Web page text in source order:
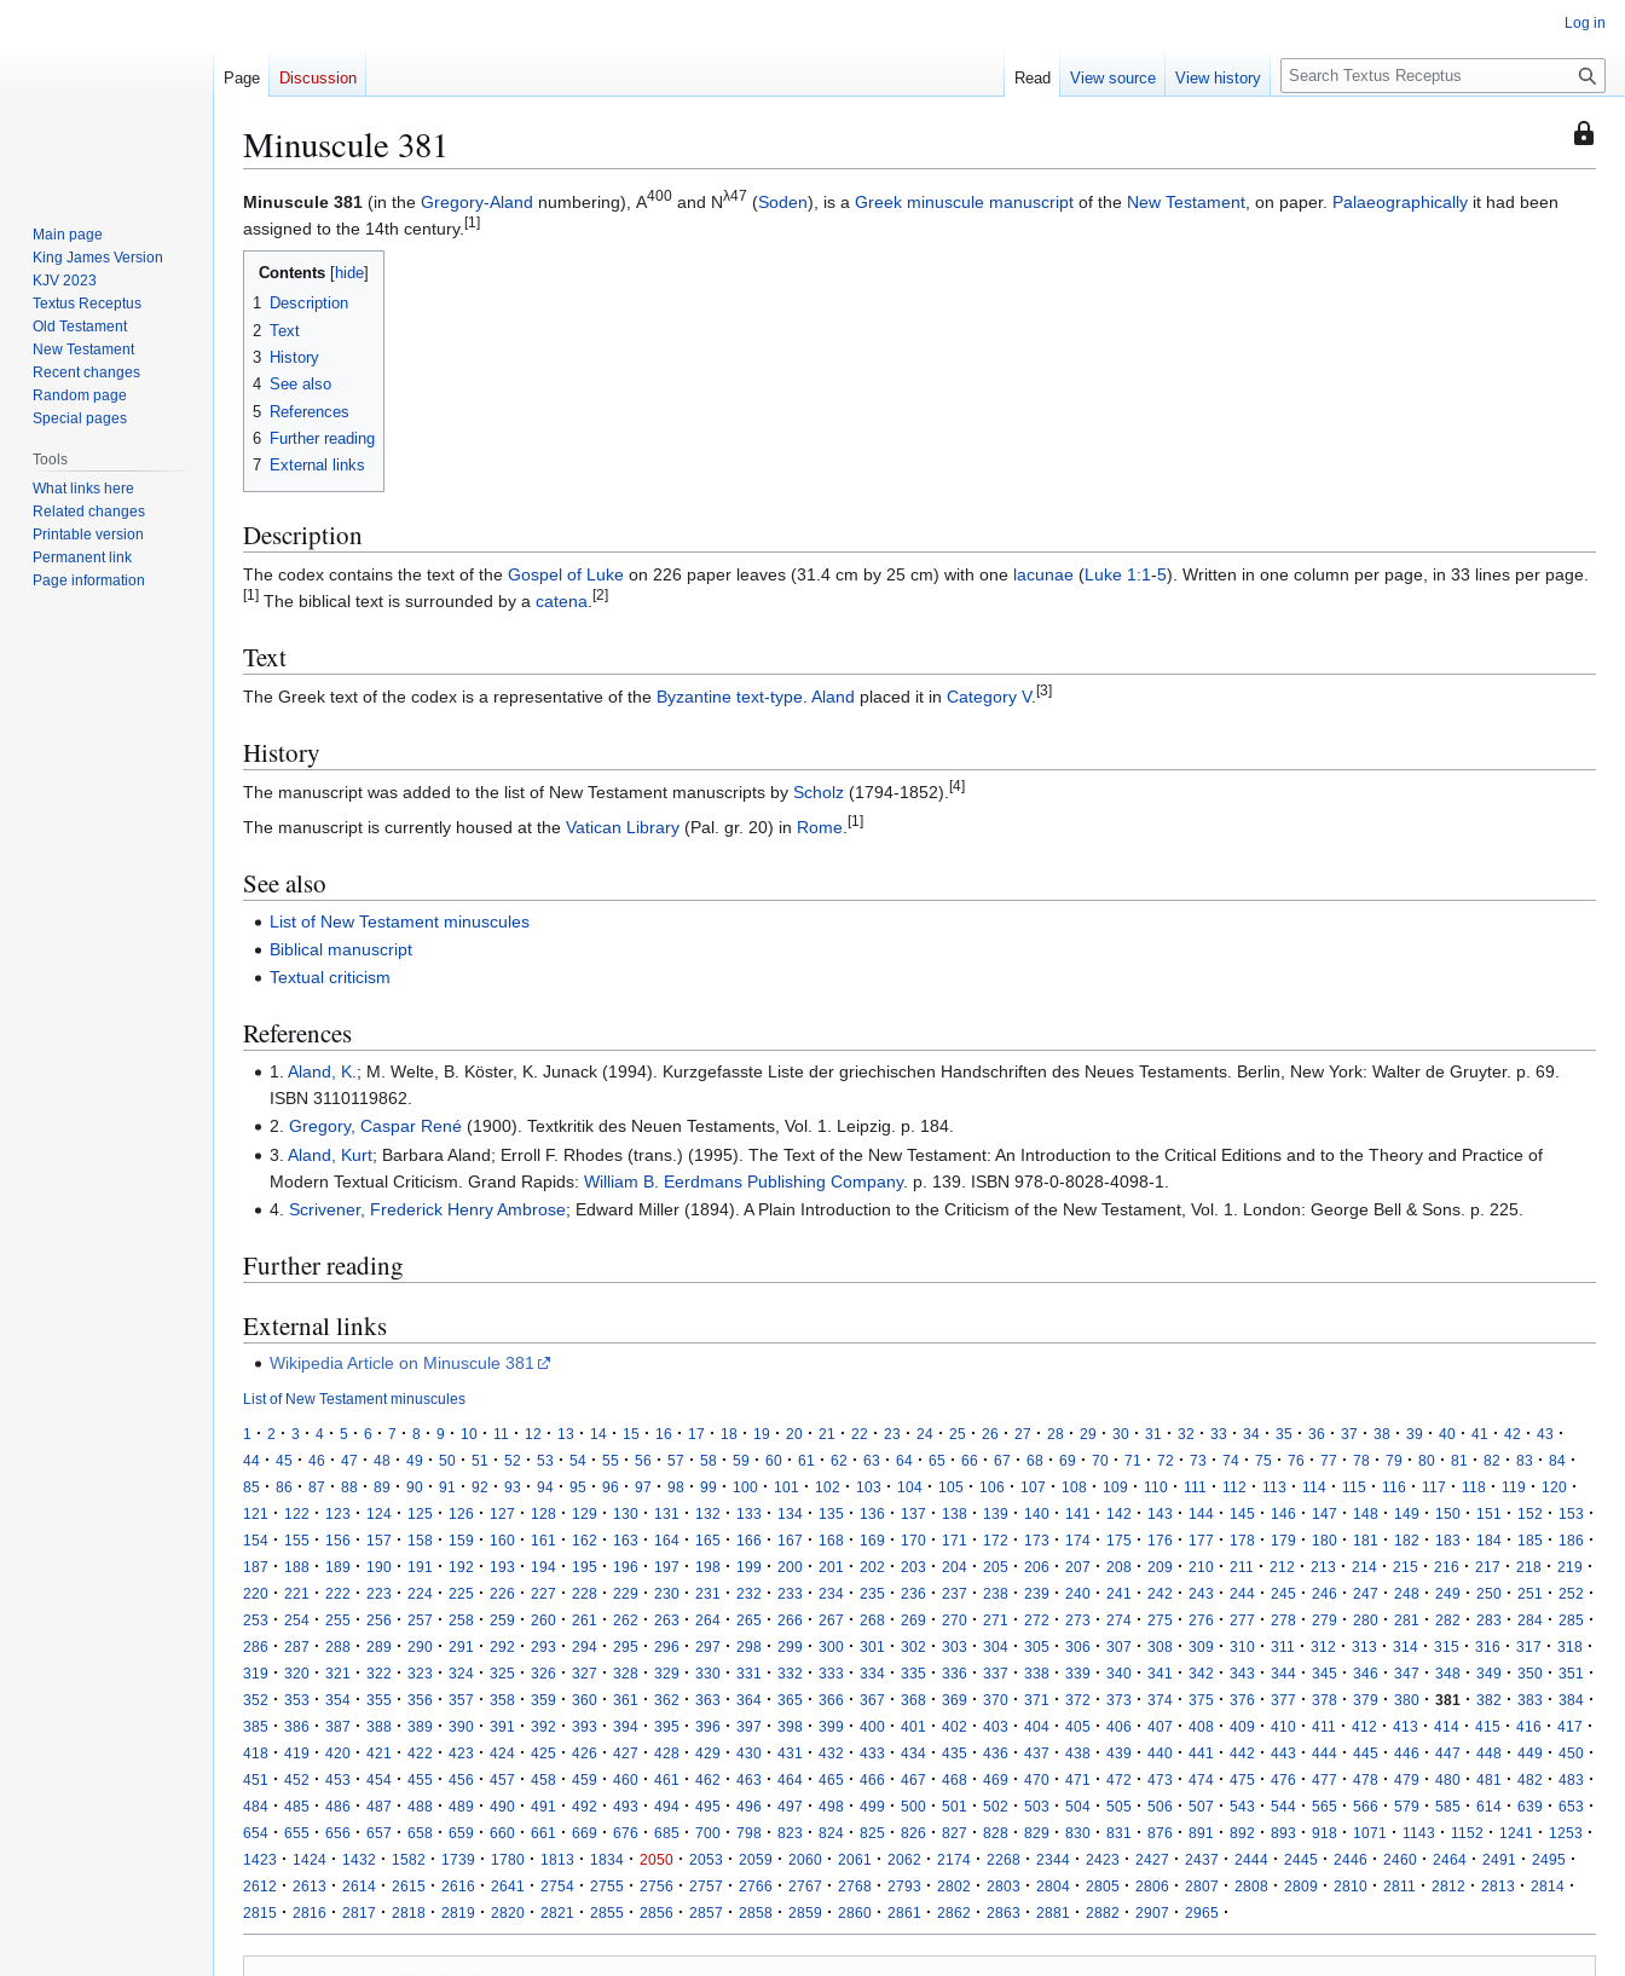
This
Minuscule 381
Jump
to
navigation
Jump
to
search
Minuscule 381 (in the Gregory-Aland numbering), Α400 and Νλ47 (Soden), is a Greek minuscule manuscript of the New Testament, on paper. Palaeographically it had been
assigned to the 14th century. [1]
Contents
1 Description
2 Text
3 History
4 See also
5 References
6 Further reading
7 External links
Description
The codex contains the text of the Gospel of Luke on 226 paper leaves (31.4 cm by 25 cm) with one lacunae (Luke 1:1-5). Written in one column per page, in 33 lines per page.
[1] The biblical text is surrounded by a catena. [2]
Text
The Greek text of the codex is a representative of the Byzantine text-type. Aland placed it in Category V. [3]
History
The manuscript was added to the list of New Testament manuscripts by Scholz (1794-1852). [4]
The manuscript is currently housed at the Vatican Library (Pal. gr. 20) in Rome. [1]
See also
List of New Testament minuscules
Biblical manuscript
Textual criticism
References
1.Aland, K. ; M. Welte, B. Köster, K. Junack (1994). Kurzgefasste Liste der griechischen Handschriften des Neues Testaments. Berlin, New York: Walter de Gruyter. p. 69.
ISBN 3110119862.
2.Gregory, Caspar René (1900). Textkritik des Neuen Testaments, Vol. 1. Leipzig. p. 184.
3.Aland, Kurt; Barbara Aland; Erroll F. Rhodes (trans.) (1995). The Text of the New Testament: An Introduction to the Critical Editions and to the Theory and Practice of
Modern Textual Criticism. Grand Rapids:William B. Eerdmans Publishing Company. p. 139. ISBN 978-0-8028-4098-1.
4.Scrivener, Frederick Henry Ambrose; Edward Miller (1894). A Plain Introduction to the Criticism of the New Testament, Vol. 1. London: George Bell & Sons. p. 225.
Further reading
External links
Wikipedia Article on Minuscule 381
List of New Testament minuscules
1 · 2 · 3 · 4 · 5 · 6 · 7 · 8 · 9 · 10 · 11 · 12 · 13 · 14 · 15 · 16 · 17 · 18 · 19 · 20 · 21 · 22 · 23 · 24 · 25 · 26 · 27 · 28 · 29 · 30 · 31 · 32 · 33 · 34 · 35 · 36 · 37 · 38 · 39 · 40 · 41 · 42 · 43 ·
44 · 45 · 46 · 47 · 48 · 49 · 50 · 51 · 52 · 53 · 54 · 55 · 56 · 57 · 58 · 59 · 60 · 61 · 62 · 63 · 64 · 65 · 66 · 67 · 68 · 69 · 70 · 71 · 72 · 73 · 74 · 75 · 76 · 77 · 78 · 79 · 80 · 81 · 82 · 83 · 84 ·
85 · 86 · 87 · 88 · 89 · 90 · 91 · 92 · 93 · 94 · 95 · 96 · 97 · 98 · 99 · 100 · 101 · 102 · 103 · 104 · 105 · 106 · 107 · 108 · 109 · 110 · 111 · 112 · 113 · 114 · 115 · 116 · 117 · 118 · 119 · 120 ·
121 · 122 · 123 · 124 · 125 · 126 · 127 · 128 · 129 · 130 · 131 · 132 · 133 · 134 · 135 · 136 · 137 · 138 · 139 · 140 · 141 · 142 · 143 · 144 · 145 · 146 · 147 · 148 · 149 · 150 · 151 · 152 · 153 ·
154 · 155 · 156 · 157 · 158 · 159 · 160 · 161 · 162 · 163 · 164 · 165 · 166 · 167 · 168 · 169 · 170 · 171 · 172 · 173 · 174 · 175 · 176 · 177 · 178 · 179 · 180 · 181 · 182 · 183 · 184 · 185 · 186 ·
187 · 188 · 189 · 190 · 191 · 192 · 193 · 194 · 195 · 196 · 197 · 198 · 199 · 200 · 201 · 202 · 203 · 204 · 205 · 206 · 207 · 208 · 209 · 210 · 211 · 212 · 213 · 214 · 215 · 216 · 217 · 218 · 219 ·
220 · 221 · 222 · 223 · 224 · 225 · 226 · 227 · 228 · 229 · 230 · 231 · 232 · 233 · 234 · 235 · 236 · 237 · 238 · 239 · 240 · 241 · 242 · 243 · 244 · 245 · 246 · 247 · 248 · 249 · 250 · 251 · 252 ·
253 · 254 · 255 · 256 · 257 · 258 · 259 · 260 · 261 · 262 · 263 · 264 · 265 · 266 · 267 · 268 · 269 · 270 · 271 · 272 · 273 · 274 · 275 · 276 · 277 · 278 · 279 · 280 · 281 · 282 · 283 · 284 · 285 ·
286 · 287 · 288 · 289 · 290 · 291 · 292 · 293 · 294 · 295 · 296 · 297 · 298 · 299 · 300 · 301 · 302 · 303 · 304 · 305 · 306 · 307 · 308 · 309 · 310 · 311 · 312 · 313 · 314 · 315 · 316 · 317 · 318 ·
319 · 320 · 321 · 322 · 323 · 324 · 325 · 326 · 327 · 328 · 329 · 330 · 331 · 332 · 333 · 334 · 335 · 336 · 337 · 338 · 339 · 340 · 341 · 342 · 343 · 344 · 345 · 346 · 347 · 348 · 349 · 350 · 351 ·
352 · 353 · 354 · 355 · 356 · 357 · 358 · 359 · 360 · 361 · 362 · 363 · 364 · 365 · 366 · 367 · 368 · 369 · 370 · 371 · 372 · 373 · 374 · 375 · 376 · 377 · 378 · 379 · 380 · 381 · 382 · 383 · 384 ·
385 · 386 · 387 · 388 · 389 · 390 · 391 · 392 · 393 · 394 · 395 · 396 · 397 · 398 · 399 · 400 · 401 · 402 · 403 · 404 · 405 · 406 · 407 · 408 · 409 · 410 · 411 · 412 · 413 · 414 · 415 · 416 · 417 ·
418 · 419 · 420 · 421 · 422 · 423 · 424 · 425 · 426 · 427 · 428 · 429 · 430 · 431 · 432 · 433 · 434 · 435 · 436 · 437 · 438 · 439 · 440 · 441 · 442 · 443 · 444 · 445 · 446 · 447 · 448 · 449 · 450 ·
451 · 452 · 453 · 454 · 455 · 456 · 457 · 458 · 459 · 460 · 461 · 462 · 463 · 464 · 465 · 466 · 467 · 468 · 469 · 470 · 471 · 472 · 473 · 474 · 475 · 476 · 477 · 478 · 479 · 480 · 481 · 482 · 483 ·
484 · 485 · 486 · 487 · 488 · 489 · 490 · 491 · 492 · 493 · 494 · 495 · 496 · 497 · 498 · 499 · 500 · 501 · 502 · 503 · 504 · 505 · 506 · 507 · 543 · 544 · 565 · 566 · 579 · 585 · 614 · 639 · 653 ·
654 · 655 · 656 · 657 · 658 · 659 · 660 · 661 · 669 · 676 · 685 · 700 · 798 · 823 · 824 · 825 · 826 · 827 · 828 · 829 · 830 · 831 · 876 · 891 · 892 · 893 · 918 · 1071 · 1143 · 1152 · 1241 · 1253 ·
1423 · 1424 · 1432 · 1582 · 1739 · 1780 · 1813 · 1834 · 2050 · 2053 · 2059 · 2060 · 2061 · 2062 · 2174 · 2268 · 2344 · 2423 · 2427 · 2437 · 2444 · 2445 · 2446 · 2460 · 2464 · 2491 · 2495 ·
2612 · 2613 · 2614 · 2615 · 2616 · 2641 · 2754 · 2755 · 2756 · 2757 · 2766 · 2767 · 2768 · 2793 · 2802 · 2803 · 2804 · 2805 · 2806 · 2807 · 2808 · 2809 · 2810 · 2811 · 2812 · 2813 · 2814 ·
2815 · 2816 · 2817 · 2818 · 2819 · 2820 · 2821 · 2855 · 2856 · 2857 · 2858 · 2859 · 2860 · 2861 · 2862 · 2863 · 2881 · 2882 · 2907 · 2965 ·
Log in
Page Discussion Read View source View history
S
e
c
h
Main page
King James Version
KJV 2023
Textus Receptus
Old Testament
New Testament
Recent changes
Random page
Special pages
Tools
What links here
Related changes
Printable version
Permanent link
Page information